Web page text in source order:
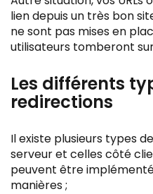
lien depuis un très bon
ne sont pas mises en
utilisateurs tomberont
Les différents
redirections
Il existe plusieurs types
serveur et celles côté
peuvent être
manières ;